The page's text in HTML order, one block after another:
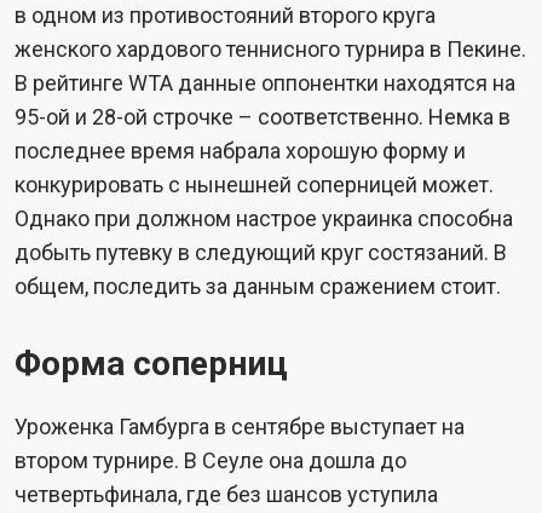
в одном из противостояний второго круга
женского хардового теннисного турнира в Пекине.
В рейтинге WTA данные оппонентки находятся на
95-ой и 28-ой строчке – соответственно. Немка в
последнее время набрала хорошую форму и
конкурировать с нынешней соперницей может.
Однако при должном настрое украинка способна
добыть путевку в следующий круг состязаний. В
общем, последить за данным сражением стоит.
Форма соперниц
Уроженка Гамбурга в сентябре выступает на
втором турнире. В Сеуле она дошла до
четвертьфинала, где без шансов уступила